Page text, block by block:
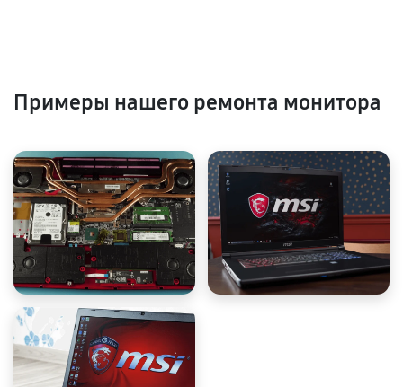
Примеры нашего ремонта монитора